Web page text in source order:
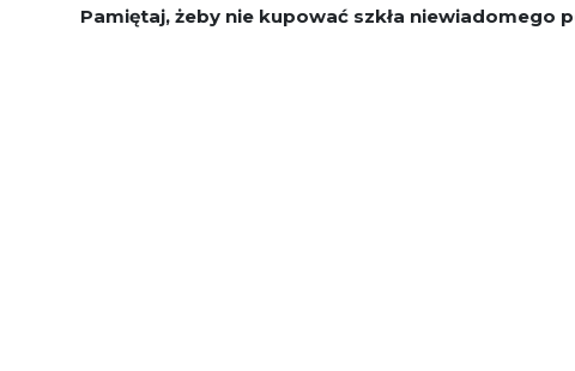
Pamiętaj, żeby nie kupować szkła niewiadomego